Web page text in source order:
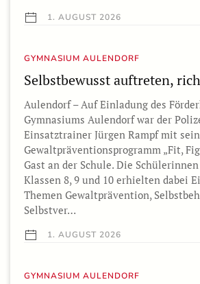
1. AUGUST 2026
GYMNASIUM AULENDORF
Selbstbewusst auftreten,
Aulendorf – Auf Einladung des
Gymnasiums Aulendorf war der
Einsatztrainer Jürgen Rampf mit
Gewaltpräventionsprogramm „Fit,
Gast an der Schule. Die
Klassen 8, 9 und 10 erhielten dabei
Themen Gewaltprävention,
Selbstver…
1. AUGUST 2026
GYMNASIUM AULENDORF